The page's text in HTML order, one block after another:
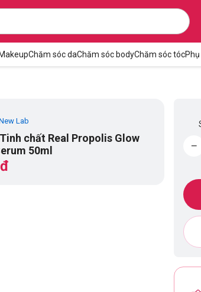
MakeupChăm sóc daChăm sóc bodyChăm sóc tócPhụ
Lab
chất Real Propolis Glow
50ml
−